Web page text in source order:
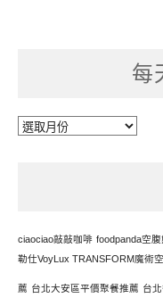
每
每
ciaociao敲敲咖啡 foodpanda空
勒仕VoyLux TRANSFORM魔術
薦 台北大安區平價聚餐推薦 台